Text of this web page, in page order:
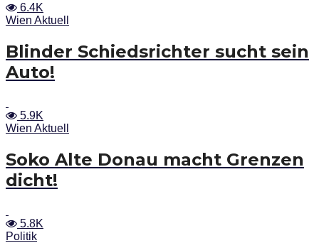
6.4K
Wien Aktuell
Blinder Schiedsrichter sucht sein
Auto!
5.9K
Wien Aktuell
Soko Alte Donau macht Grenzen
dicht!
5.8K
Politik